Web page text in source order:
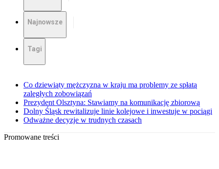
Najnowsze
Tagi
Co dziewiąty mężczyzna w kraju ma problemy ze spłatą
zaległych zobowiązań
Prezydent Olsztyna: Stawiamy na komunikację zbiorową
Dolny Śląsk rewitalizuje linie kolejowe i inwestuje w pociągi
Odważne decyzje w trudnych czasach
Promowane treści